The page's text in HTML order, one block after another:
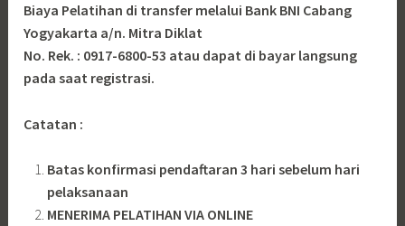
Biaya Pelatihan di transfer melalui Bank BNI Cabang
Yogyakarta a/n. Mitra Diklat
No. Rek. : 0917-6800-53 atau dapat di bayar langsung
pada saat registrasi.
Catatan :
Batas konfirmasi pendaftaran 3 hari sebelum hari
pelaksanaan
MENERIMA PELATIHAN VIA ONLINE